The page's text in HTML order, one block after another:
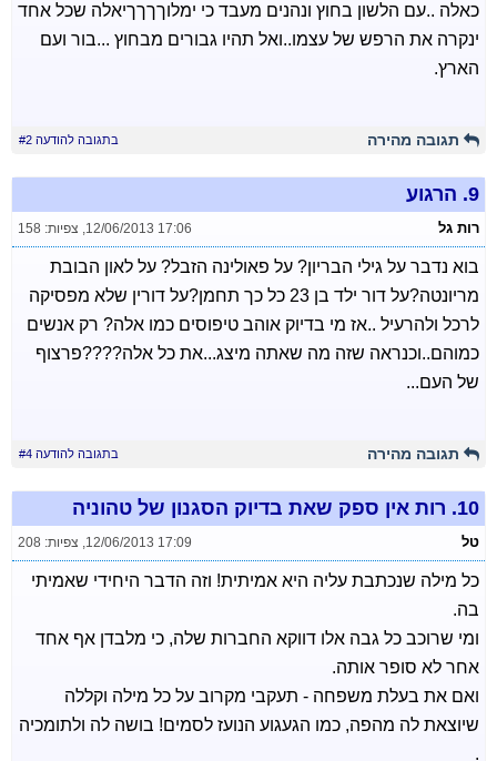
כאלה ..עם הלשון בחוץ ונהנים מעבד כי ימלוךךךךיאלה שכל אחד
ינקרה את הרפש של עצמו..ואל תהיו גבורים מבחוץ ...בור ועם
הארץ.
תגובה מהירה בתגובה להודעה #2
9. הרגוע
רות גל 12/06/2013 17:06
, צפיות: 158
בוא נדבר על גילי הבריון? על פאולינה הזבל? על לאון הבובת
מריונטה?על דור ילד בן 23 כל כך תחמן?על דורין שלא מפסיקה
לרכל ולהרעיל ..אז מי בדיוק אוהב טיפוסים כמו אלה? רק אנשים
כמוהם..וכנראה שזה מה שאתה מיצג...את כל אלה????פרצוף
של העם...
תגובה מהירה בתגובה להודעה #4
10. רות אין ספק שאת בדיוק הסגנון של טהוניה
טל 12/06/2013 17:09
, צפיות: 208
כל מילה שנכתבת עליה היא אמיתית! וזה הדבר היחידי שאמיתי
בה.
ומי שרוכב כל גבה אלו דווקא החברות שלה, כי מלבדן אף אחד
אחר לא סופר אותה.
ואם את בעלת משפחה - תעקבי מקרוב על כל מילה וקללה
שיוצאת לה מהפה, כמו הגעגוע הנועז לסמים! בושה לה ולתומכיה
.